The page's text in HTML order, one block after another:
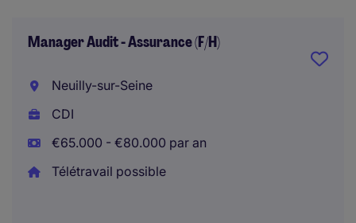
Manager Audit - Assurance (F/H)
Neuilly-sur-Seine
CDI
€65.000 - €80.000 par an
Télétravail possible